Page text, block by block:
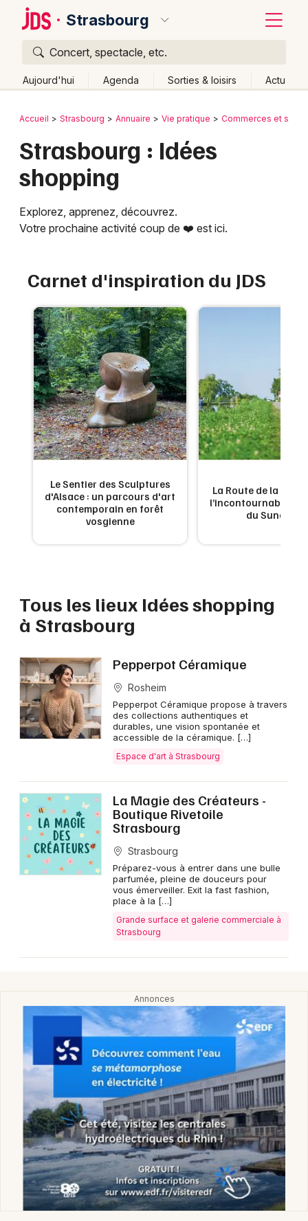
Strasbourg
Concert, spectacle, etc.
Aujourd'hui Agenda Sorties & loisirs Actu
Publier un événement
Grands événements
Activité & Expérience
Foires & salons
Spectacles
Concerts
Sports
Soirées
Expos
Idées shopping en Alsace
Idées shopping dans le Grand Est
Jeux concours
Artistes en tournée
Actus à Strasbourg
Magazine à Strasbourg
Actus tourisme & loisirs
67 - Bas-Rhin
Choisir mes départements
Mon email
Je m'abonne
Bordeaux
Colmar
Lyon
Mulhouse
Montpellier
Nantes
Nice
Paris
Strasbourg
Toulouse
Toutes les villes
Retour
Accueil Strasbourg Annuaire Vie pratique Commerces et
Strasbourg : Idées
shopping
Explorez, apprenez, découvrez.
Votre prochaine activité coup de ❤️ est ici.
Carnet d'inspiration du JDS
Le Sentier des Sculptures
d'Alsace : un parcours d'art
contemporain en forêt
vosgienne
La Route de la
l’incontournable
du Sundgau
Tous les lieux Idées shopping
à Strasbourg
Pepperpot Céramique
Rosheim
Pepperpot Céramique propose à travers
des collections authentiques et
durables, une vision spontanée et
accessible de la céramique. […]
Espace d'art à Strasbourg
La Magie des Créateurs -
Boutique Rivetoile
Strasbourg
Strasbourg
Préparez-vous à entrer dans une bulle
parfumée, pleine de douceurs pour
vous émerveiller. Exit la fast fashion,
place à la […]
Grande surface et galerie commerciale à
Strasbourg
Quoi ?
Où ?
Partout
Près de moi Changer de lieu
Quand ?
Aujourd'hui